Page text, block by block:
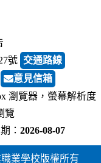
號 交通路線
意見信箱
瀏覽器，螢幕解析度
覽
： 2026-08-07
業學校版權所有